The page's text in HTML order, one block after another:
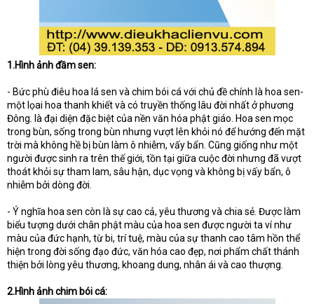
1.Hình ảnh đầm sen:
- Bức phù điêu hoa lá sen và chim bói cá với chủ đề chính là hoa sen-
một lọai hoa thanh khiết và có truyền thống lâu đời nhất ở phương
Đông. là đại diện đặc biệt của nền văn hóa phật giáo. Hoa sen mọc
trong bùn, sống trong bùn nhưng vượt lên khỏi nó để hướng đến mặt
trời mà không hề bị bùn làm ô nhiễm, vấy bẩn. Cũng giống như một
người được sinh ra trên thế giới, tồn tại giữa cuộc đời nhưng đã vượt
thoát khỏi sự tham lam, sâu hận, dục vọng và không bị vấy bẩn, ô
nhiễm bởi dòng đời.
- Ý nghĩa hoa sen còn là sự cao cả, yêu thương và chia sẻ. Được làm
biểu tượng dưới chân phật màu của hoa sen được người ta ví như
màu của đức hạnh, từ bi, trí tuệ, màu của sự thanh cao tâm hồn thể
hiện trong đời sống đạo đức, văn hóa cao đẹp, nơi phẩm chất thánh
thiện bởi lòng yêu thương, khoang dung, nhân ái và cao thượng.
2.Hình ảnh chim bói cá: